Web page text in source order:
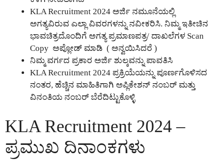
KLA Recruitment 2024 ಅರ್ಜಿ ನಮೂನೆಯಲ್ಲಿ
ಅಗತ್ಯವಿರುವ ಎಲ್ಲಾ ವಿವರಗಳನ್ನು ನವೀಕರಿಸಿ. ನಿಮ್ಮ ಇತೀಚಿನ
ಭಾವಚಿತ್ರದೊಂದಿಗೆ ಅಗತ್ಯ ಪ್ರಮಾಣಪತ್ರ/ ದಾಖಲೆಗಳ Scan
Copy ಅಪ್ಲೋಡ್ ಮಾಡಿ ( ಅನ್ವಯಿಸಿದರೆ )
ನಿಮ್ಮ ವರ್ಗದ ಪ್ರಕಾರ ಅರ್ಜಿ ಶುಲ್ಕವನ್ನು ಪಾವತಿಸಿ
KLA Recruitment 2024 ಪ್ರಕ್ರಿಯೆಯನ್ನು ಪೂರ್ಣಗೊಳಿಸದ
ನಂತರ, ಹೆಚ್ಚಿನ ಮಾಹಿತಿಗಾಗಿ ಅಪ್ಲಿಕೇಶನ್ ನಂಬರ್ ಮತ್ತು
ವಿನಂತಿಯ ನಂಬರ್ ಬೆರೆದಿಟ್ಟುಕೊಳ್ಳಿ
KLA Recruitment 2024 –
ಪ್ರಮುಖ ದಿನಾಂಕಗಳು